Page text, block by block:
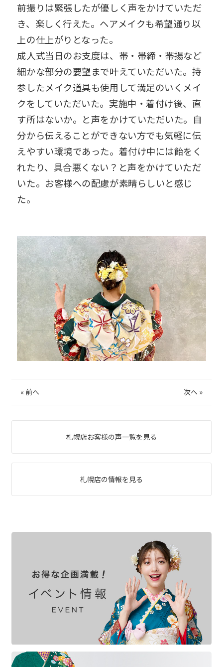
前撮りは緊張したが優しく声をかけていただ
き、楽しく行えた。ヘアメイクも希望通り以
上の仕上がりとなった。
成人式当日のお支度は、帯・帯締・帯揚など
細かな部分の要望まで叶えていただいた。持
参したメイク道具も使用して満足のいくメイ
クをしていただいた。実施中・着付け後、直
す所はないか。と声をかけていただいた。自
分から伝えることができない方でも気軽に伝
えやすい環境であった。着付け中には飴をく
れたり、具合悪くない？と声をかけていただ
いた。お客様への配慮が素晴らしいと感じ
た。
« 前へ 次へ »
札幌店お客様の声一覧を見る
札幌店の情報を見る